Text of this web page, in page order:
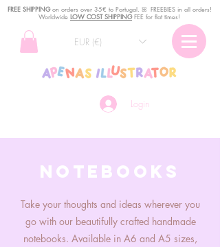
Login
EUR (€)
FREE SHIPPINGon orders over 35€ to Portugal. ꕤ FREEBIES in all orders!
Worldwide LOW COST SHIPPINGFEE for flat times!
Notebooks
Take your thoughts and ideas wherever you
go with our beautifully crafted handmade
notebooks. Available in A6 and A5 sizes,